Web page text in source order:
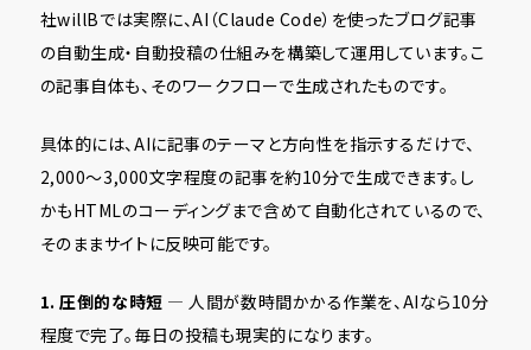
社willBでは実際に、AI（Claude Code）を使ったブログ記事
の自動生成・自動投稿の仕組みを構築して運用しています。こ
の記事自体も、そのワークフローで生成されたものです。
具体的には、AIに記事のテーマと方向性を指示するだけで、
2,000〜3,000文字程度の記事を約10分で生成できます。し
かもHTMLのコーディングまで含めて自動化されているので、
そのままサイトに反映可能です。
1. 圧倒的な時短 — 人間が数時間かかる作業を、AIなら10分
程度で完了。毎日の投稿も現実的になります。